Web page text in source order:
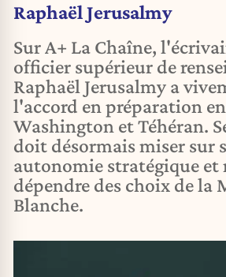
Raphaël Jerusalmy
Sur A+ La Chaîne,
officier supérieur de
Raphaël Jerusalmy a
l'accord en préparation
Washington et Téhéran.
doit désormais miser sur
autonomie stratégique et
dépendre des choix de la
Blanche.